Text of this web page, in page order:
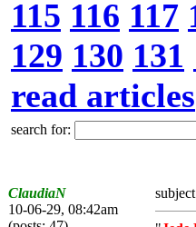
115 116 117
129 130 131
read articles
search for:
ClaudiaN
10-06-29, 08:42am